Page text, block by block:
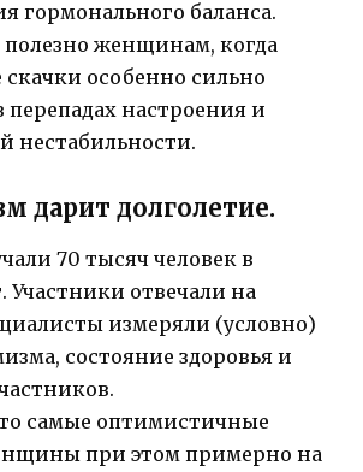
гормонального баланса.
женщинам, когда
особенно сильно
настроения и
нестабильности.
дарит долголетие.
70 тысяч человек в
Участники отвечали на
измеряли (условно)
состояние здоровья и
самые оптимистичные
при этом примерно на